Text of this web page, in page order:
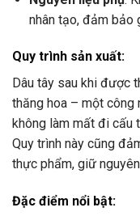
nhân tạo, đảm bảo
Quy trình sản xuất:
Dâu tây sau khi được
thăng hoa – một công
không làm mất đi cấu
Quy trình này cũng
thực phẩm, giữ
Đặc điểm nổi bật: